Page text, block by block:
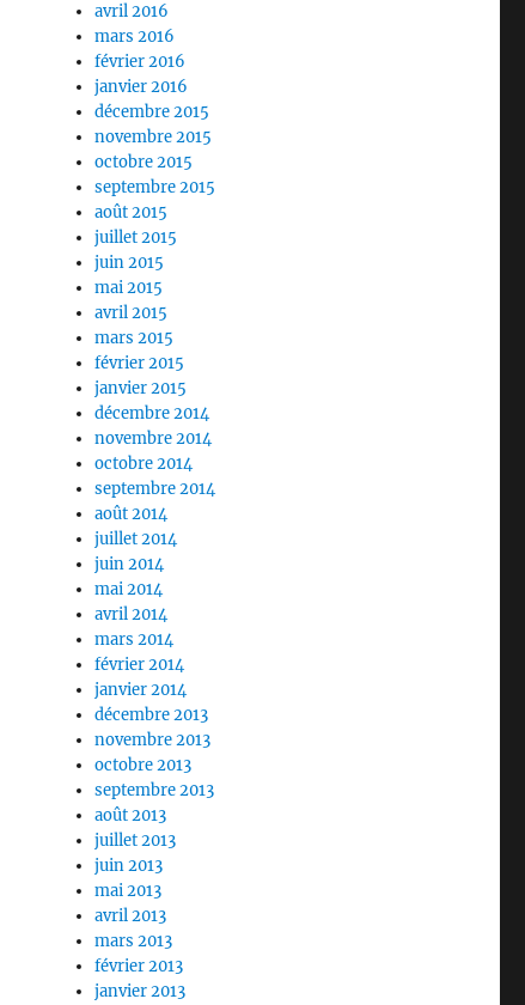
avril 2016
mars 2016
février 2016
janvier 2016
décembre 2015
novembre 2015
octobre 2015
septembre 2015
août 2015
juillet 2015
juin 2015
mai 2015
avril 2015
mars 2015
février 2015
janvier 2015
décembre 2014
novembre 2014
octobre 2014
septembre 2014
août 2014
juillet 2014
juin 2014
mai 2014
avril 2014
mars 2014
février 2014
janvier 2014
décembre 2013
novembre 2013
octobre 2013
septembre 2013
août 2013
juillet 2013
juin 2013
mai 2013
avril 2013
mars 2013
février 2013
janvier 2013